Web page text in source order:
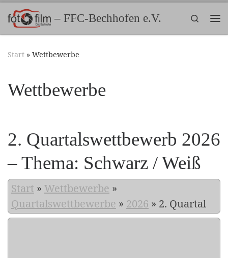
Zum Inhalt springen– FFC-Bechhofen e.V.
Search
Start » Wettbewerbe
Wettbewerbe
2. Quartalswettbewerb 2026
– Thema: Schwarz / Weiß
Start » Wettbewerbe »
Quartalswettbewerbe » 2026 » 2. Quartal